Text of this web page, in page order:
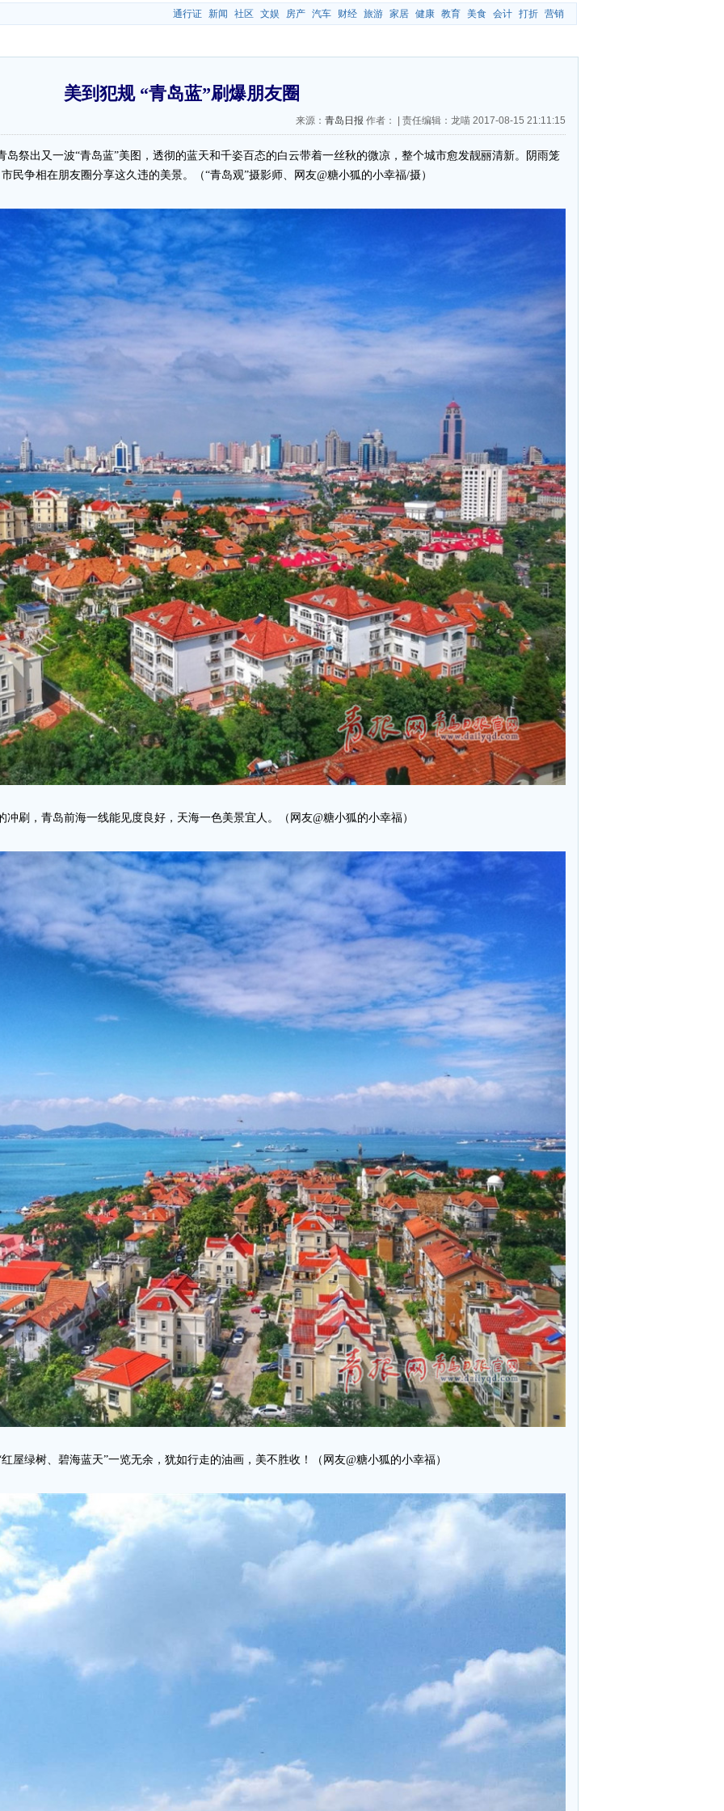
通行证 新闻 社区 文娱 房产 汽车 财经 旅游 家居 健康 教育 美食 会计 打折 营销
美到犯规 “青岛蓝”刷爆朋友圈
来源： 青岛日报 作者： 责任编辑：龙喵 2017-08-15 21:11:15
祭出又一波“青岛蓝”美图，透彻的蓝天和千姿百态的白云带着一丝秋的微凉，整个城市愈发靓丽清新。阴雨笼
民争相在朋友圈分享这久违的美景。（“青岛观”摄影师、网友@糖小狐的小幸福/摄）
冲刷，青岛前海一线能见度良好，天海一色美景宜人。（网友@糖小狐的小幸福）
屋绿树、碧海蓝天”一览无余，犹如行走的油画，美不胜收！（网友@糖小狐的小幸福）